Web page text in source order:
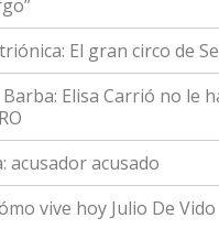
El gran circo de
Elisa Carrió no le
acusador acusado
vive hoy Julio De Vido